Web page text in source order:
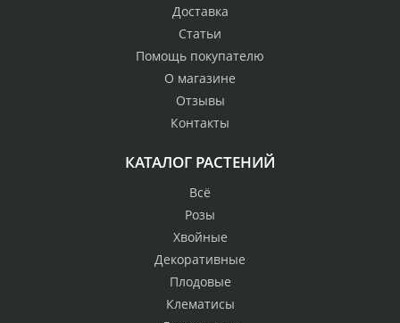
Доставка
Статьи
Помощь покупателю
О магазине
Отзывы
Контакты
КАТАЛОГ РАСТЕНИЙ
Всё
Розы
Хвойные
Декоративные
Плодовые
Клематисы